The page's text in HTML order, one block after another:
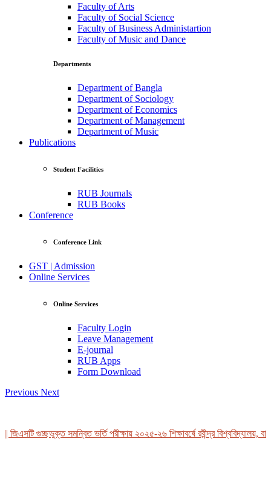
Faculty of Arts
Faculty of Social Science
Faculty of Business Administartion
Faculty of Music and Dance
Departments
Department of Bangla
Department of Sociology
Department of Economics
Department of Management
Department of Music
Publications
Student Facilities
RUB Journals
RUB Books
Conference
Conference Link
GST | Admission
Online Services
Online Services
Faculty Login
Leave Management
E-journal
RUB Apps
Form Download
Previous Next
গুচ্ছভুক্ত সমন্বিত ভর্তি পরীক্ষায় ২০২৫-২৬ শিক্ষাবর্ষে রবীন্দ্র বিশ্ববিদ্যালয়,